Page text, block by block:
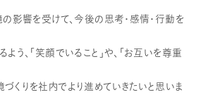
の影響を受けて、今後の思考・感情・行動を
う、「笑顔でいること」や、「お互いを尊重
くりを社内でより進めていきたいと思いま